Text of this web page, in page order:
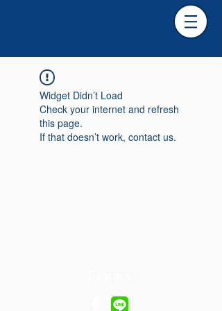
Widget Didn’t Load
Check your internet and refresh
this page.
If that doesn’t work, contact us.